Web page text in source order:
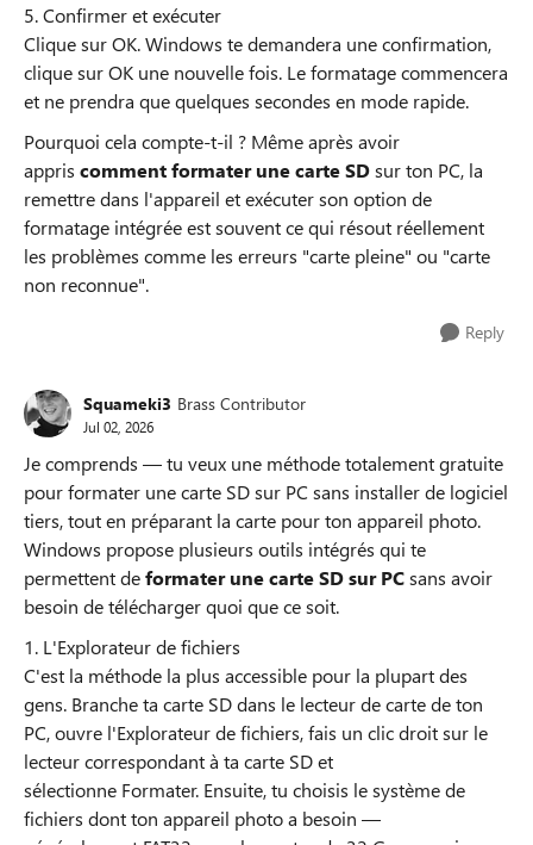
5. Confirmer et exécuter
Clique sur OK. Windows te demandera une confirmation,
clique sur OK une nouvelle fois. Le formatage commencera
et ne prendra que quelques secondes en mode rapide.
Pourquoi cela compte-t-il ? Même après avoir
appris comment formater une carte SDsur ton PC, la
remettre dans l'appareil et exécuter son option de
formatage intégrée est souvent ce qui résout réellement
les problèmes comme les erreurs "carte pleine" ou "carte
non reconnue".
Reply
Squameki3 Brass Contributor
Jul 02, 2026
Je comprends — tu veux une méthode totalement gratuite
pour formater une carte SD sur PC sans installer de logiciel
tiers, tout en préparant la carte pour ton appareil photo.
Windows propose plusieurs outils intégrés qui te
permettent deformater une carte SD sur PCsans avoir
besoin de télécharger quoi que ce soit.
1. L'Explorateur de fichiers
C'est la méthode la plus accessible pour la plupart des
gens. Branche ta carte SD dans le lecteur de carte de ton
PC, ouvre l'Explorateur de fichiers, fais un clic droit sur le
lecteur correspondant à ta carte SD et
sélectionne Formater. Ensuite, tu choisis le système de
fichiers dont ton appareil photo a besoin —